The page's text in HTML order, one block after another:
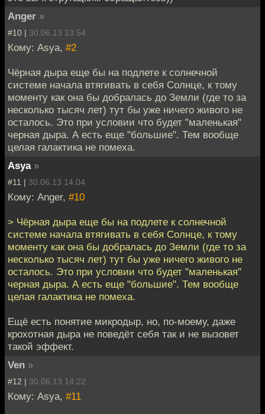
Anger »
#10 | 30.06.13 13:54
Кому: Asya, #2
Чёрная дыра еще бы на подлете к солнечной
системе начала втягивать в себя Солнце, к тому
моменту как она бы добралась до Земли (где то за
несколько тысяч лет) тут бы уже ничего живого не
осталось. Это при условии что будет "маленькая"
черная дыра. А есть еще "большие". Тем вообще
целая галактика не помеха.
Asya »
#11 | 30.06.13 14:04
Кому: Anger, #10
> Чёрная дыра еще бы на подлете к солнечной
системе начала втягивать в себя Солнце, к тому
моменту как она бы добралась до Земли (где то за
несколько тысяч лет) тут бы уже ничего живого не
осталось. Это при условии что будет "маленькая"
черная дыра. А есть еще "большие". Тем вообще
целая галактика не помеха.
Ещё есть понятие микродыр, но, по-моему, даже
крохотная дыра не поведёт себя так и не вызовет
такой эффект.
Ven »
#12 | 30.06.13 14:22
Кому: Asya, #11